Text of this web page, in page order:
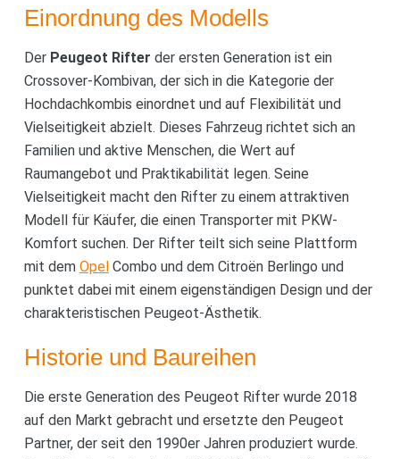
Einordnung des Modells
Der Peugeot Rifter der ersten Generation ist ein
Crossover-Kombivan, der sich in die Kategorie der
Hochdachkombis einordnet und auf Flexibilität und
Vielseitigkeit abzielt. Dieses Fahrzeug richtet sich an
Familien und aktive Menschen, die Wert auf
Raumangebot und Praktikabilität legen. Seine
Vielseitigkeit macht den Rifter zu einem attraktiven
Modell für Käufer, die einen Transporter mit PKW-
Komfort suchen. Der Rifter teilt sich seine Plattform
mit dem OpelCombo und dem Citroën Berlingo und
punktet dabei mit einem eigenständigen Design und der
charakteristischen Peugeot-Ästhetik.
Historie und Baureihen
Die erste Generation des Peugeot Rifter wurde 2018
auf den Markt gebracht und ersetzte den Peugeot
Partner, der seit den 1990er Jahren produziert wurde.